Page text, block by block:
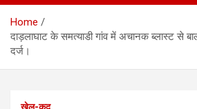
Home
दाड़लाघाट के समत्याडी गांव में अचानक ब्लास्ट से
दर्ज।